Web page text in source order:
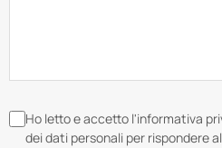
Ho letto e accetto l'informativa
dei dati personali per rispondere